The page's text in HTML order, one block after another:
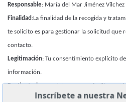
Responsable: María del Mar Jiménez Vílchez
Finalidad :La finalidad de la recogida y
te solicito es para gestionar la solicitud que
contacto.
Legitimación: Tu consentimiento explícito
información.
Destinatarios:Los datos que me facilitas
OVH que cumple la RGPD. Al cumplimentar
Inscríbete a nuestra